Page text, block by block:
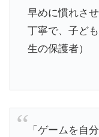
早めに慣れさ
丁寧で、子ど
生の保護者）
「ゲームを自